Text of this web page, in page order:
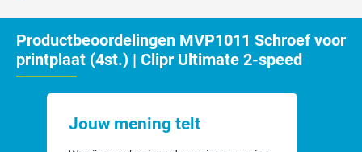
Productbeoordelingen MVP1011 Schroef voor
printplaat (4st.) | Clipr Ultimate 2-speed
Jouw mening telt